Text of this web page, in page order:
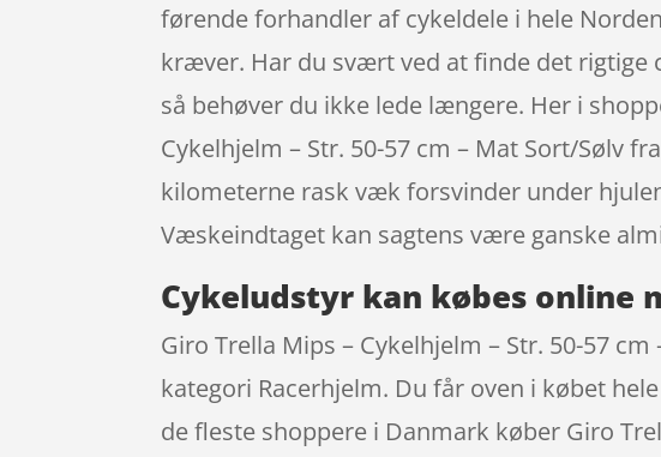
førende forhandler af cykeldele i hele
kræver. Har du svært ved at finde det rigtige
så behøver du ikke lede længere. Her i
Cykelhjelm – Str. 50-57 cm – Mat Sort/Sølv
kilometerne rask væk forsvinder under
Væskeindtaget kan sagtens være ganske
Cykeludstyr kan købes online
Giro Trella Mips – Cykelhjelm – Str. 50-57
kategori Racerhjelm. Du får oven i købet
de fleste shoppere i Danmark køber Giro